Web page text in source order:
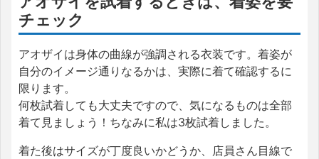
チェック
アオザイは身体の曲線が強調される衣装です。着姿が
自分のイメージ通りなるかは、実際に着て確認するに
限ります。
何枚試着しても大丈夫ですので、気になるものは全部
着て見ましょう！ちなみに私は3枚試着しました。
着た後はサイズが丁度良いかどうか、店員さん目線で